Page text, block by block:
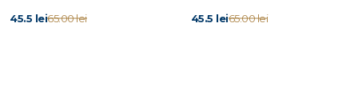
45.5 lei65.00 lei 45.5 lei65.00 lei